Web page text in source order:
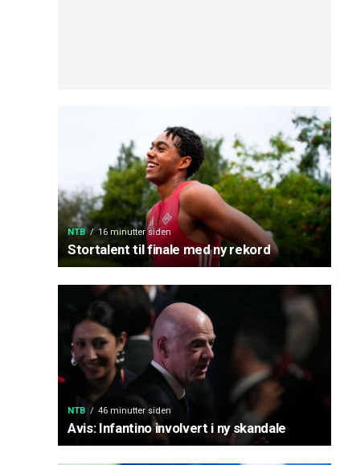
NTB 16 minutter siden
Stortalent til finale med ny rekord
NTB 46 minutter siden
Avis: Infantino involvert i ny skandale